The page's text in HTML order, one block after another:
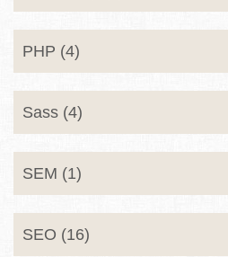
PHP (4)
Sass (4)
SEM (1)
SEO (16)